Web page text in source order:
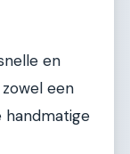
en
een
handmatige